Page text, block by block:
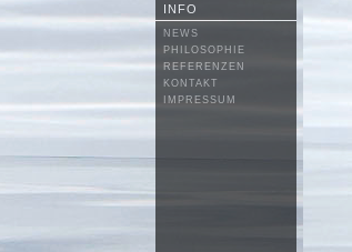
INFO
NEWS
PHILOSOPHIE
REFERENZEN
KONTAKT
IMPRESSUM